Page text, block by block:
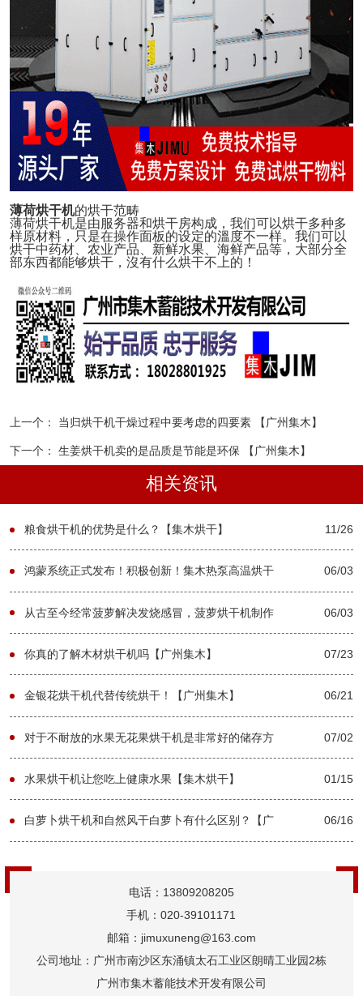
薄荷烘干机的烘干范畴
薄荷烘干机是由服务器和烘干房构成，我们可以烘干多种多
样原材料， 只是在操作面板的设定的溫度不一样。我们可以
烘干中药材、农业产品、新鲜水果、海鲜产品等，大部分全
部东西都能够烘干，沒有什么烘干不上的！
上一个： 当归烘干机干燥过程中要考虑的四要素 【广州集木】
下一个： 生姜烘干机卖的是品质是节能是环保 【广州集木】
相关资讯
粮食烘干机的优势是什么？【集木烘干】 11/26
鸿蒙系统正式发布！积极创新！集木热泵高温烘干
机不甘落后！【广州集木】
06/03
从古至今经常菠萝解决发烧感冒，菠萝烘干机制作
出的菠萝干会影响它的效果吗？【广州集木】
06/03
你真的了解木材烘干机吗【广州集木】 07/23
金银花烘干机代替传统烘干！【广州集木】 06/21
对于不耐放的水果无花果烘干机是非常好的储存方
法【广州集木】
07/02
水果烘干机让您吃上健康水果【集木烘干】 01/15
白萝卜烘干机和自然风干白萝卜有什么区别？【广 06/16
电话：13809208205
手机：020-39101171
邮箱：jimuxuneng@163.com
公司地址：广州市南沙区东涌镇太石工业区朗晴工业园2栋
广州市集木蓄能技术开发有限公司